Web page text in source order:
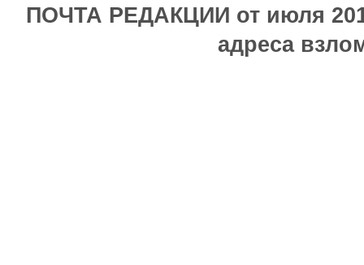
ПОЧТА РЕДАКЦИИ от июля
адреса